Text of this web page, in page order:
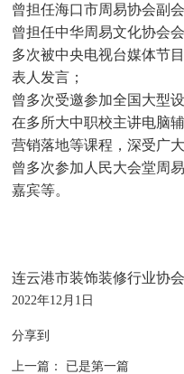
曾担任海口市周易协会副会
曾担任中华周易文化协会会
多次被中央电视台媒体节
表人发言；
曾多次受邀参加全国大型
在多所大中职校主讲电脑
营销落地等课程，深受广
曾多次参加人民大会堂周
嘉宾等。
连云港市装饰装修行业协
2022年12月1日
分享到
上一篇： 已是第一篇